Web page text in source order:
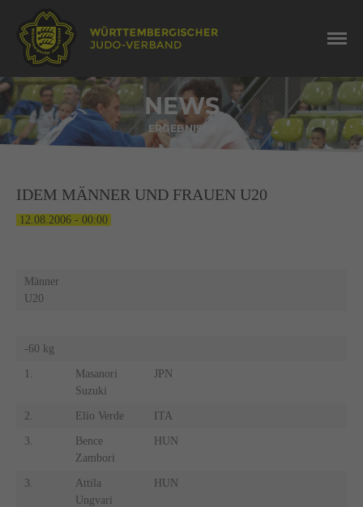
NEWS
ERGEBNISSE
IDEM MÄNNER UND FRAUEN U20
12.08.2006 - 00:00
Männer
U20
-60 kg
1.
Masanori
Suzuki
JPN
2. Elio Verde ITA
3.
Bence
Zambori
HUN
3.
Attila
Ungvari
HUN